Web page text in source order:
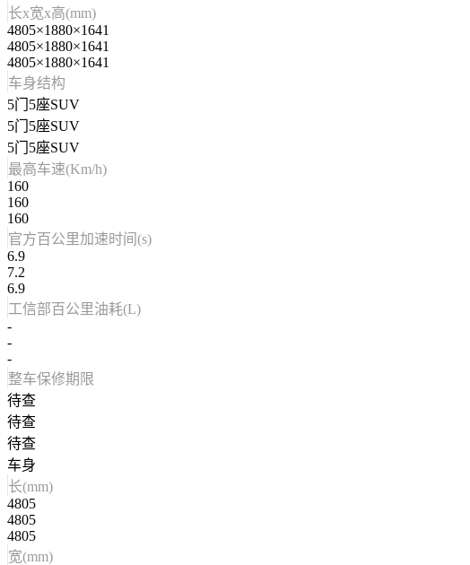
长x宽x高(mm)
4805×1880×1641
4805×1880×1641
4805×1880×1641
车身结构
5门5座SUV
5门5座SUV
5门5座SUV
最高车速(Km/h)
160
160
160
官方百公里加速时间(s)
6.9
7.2
6.9
工信部百公里油耗(L)
-
-
-
整车保修期限
待查
待查
待查
车身
长(mm)
4805
4805
4805
宽(mm)